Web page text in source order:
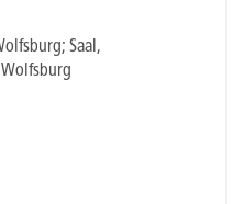
Saal,